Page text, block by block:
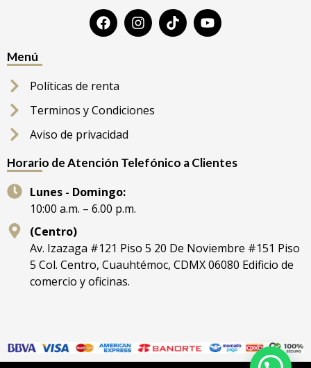
Menú
Políticas de renta
Terminos y Condiciones
Aviso de privacidad
Horario de Atención Telefónico a Clientes
Lunes - Domingo:
10:00 a.m. – 6.00 p.m.
(Centro)
Av. Izazaga #121 Piso 5 20 De Noviembre #151 Piso
5 Col. Centro, Cuauhtémoc, CDMX 06080 Edificio de
comercio y oficinas.